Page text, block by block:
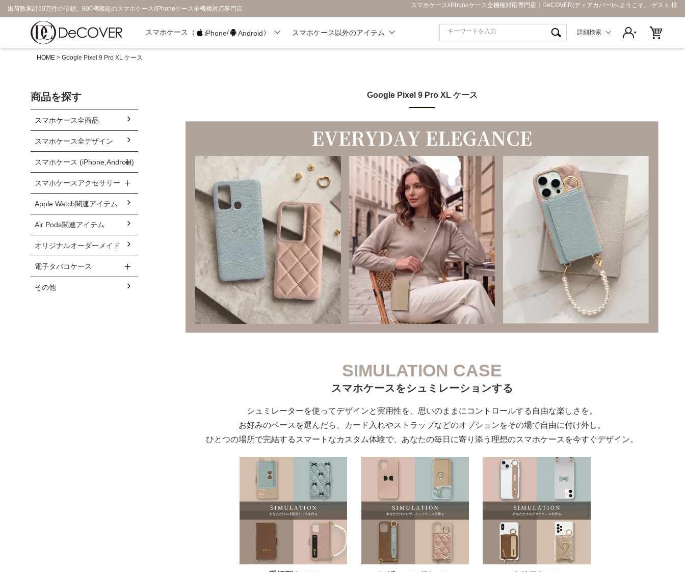
出荷数累計50万件の信頼。800機種超のスマホケース/iPhoneケース全機種対応専門店 スマホケース/iPhoneケース全機種対応専門店｜DeCOVER(ディアカバー)へようこそ、 ゲスト 様
スマホケース（ iPhone/ Android） スマホケース以外のアイテム 詳細検索
HOME Google Pixel 9 Pro XL ケース
商品を探す
スマホケース全商品
スマホケース全デザイン
スマホケース (iPhone,Android)
スマホケースアクセサリー
Apple Watch関連アイテム
Air Pods関連アイテム
オリジナルオーダーメイド
電子タバコケース
その他
Google Pixel 9 Pro XL ケース